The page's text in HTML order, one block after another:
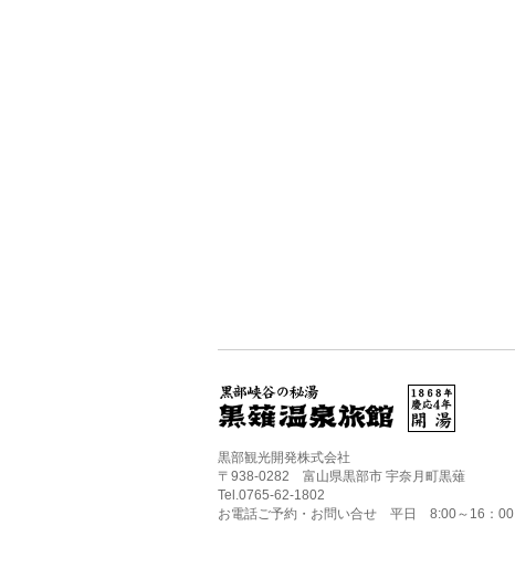
黒部観光開発株式会社
〒938-0282 富山県黒部市 宇奈月町黒薙
Tel.0765-62-1802
お電話ご予約・お問い合せ 平日 8:00～16：00